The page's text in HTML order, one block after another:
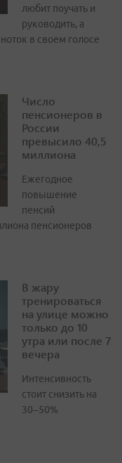
любит поучать и
руководить, а
в своем голосе
Число
пенсионеров в
России
превысило 40,5
миллиона
Ежегодное
повышение
пенсий
пенсионеров
В жару
тренироваться
на улице можно
только до 10
утра или после 7
вечера
Интенсивность
стоит снизить на
30–50%